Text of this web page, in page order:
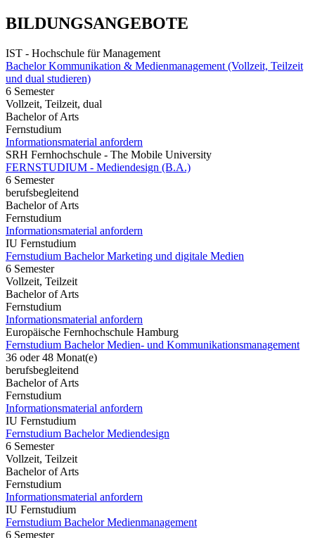
BILDUNGSANGEBOTE
IST - Hochschule für Management
Bachelor Kommunikation & Medienmanagement (Vollzeit, Teilzeit
und dual studieren)
6 Semester
Vollzeit, Teilzeit, dual
Bachelor of Arts
Fernstudium
Informationsmaterial anfordern
SRH Fernhochschule - The Mobile University
FERNSTUDIUM - Mediendesign (B.A.)
6 Semester
berufsbegleitend
Bachelor of Arts
Fernstudium
Informationsmaterial anfordern
IU Fernstudium
Fernstudium Bachelor Marketing und digitale Medien
6 Semester
Vollzeit, Teilzeit
Bachelor of Arts
Fernstudium
Informationsmaterial anfordern
Europäische Fernhochschule Hamburg
Fernstudium Bachelor Medien- und Kommunikationsmanagement
36 oder 48 Monat(e)
berufsbegleitend
Bachelor of Arts
Fernstudium
Informationsmaterial anfordern
IU Fernstudium
Fernstudium Bachelor Mediendesign
6 Semester
Vollzeit, Teilzeit
Bachelor of Arts
Fernstudium
Informationsmaterial anfordern
IU Fernstudium
Fernstudium Bachelor Medienmanagement
6 Semester